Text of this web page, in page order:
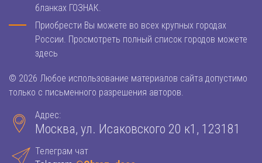
бланках ГОЗНАК.
Приобрести Вы можете во всех крупных городах
России. Просмотреть полный список городов можете
здесь
© 2026 Любое использование материалов сайта допустимо
только с письменного разрешения авторов.
Адрес:
Москва, ул. Исаковского 20 к1, 123181
Телеграм чат